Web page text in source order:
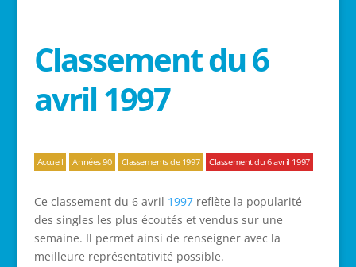
Classement du 6
avril 1997
Accueil Années 90 Classements de 1997 Classement du 6 avril 1997
Ce classement du 6 avril 1997reflète la popularité
des singles les plus écoutés et vendus sur une
semaine. Il permet ainsi de renseigner avec la
meilleure représentativité possible.